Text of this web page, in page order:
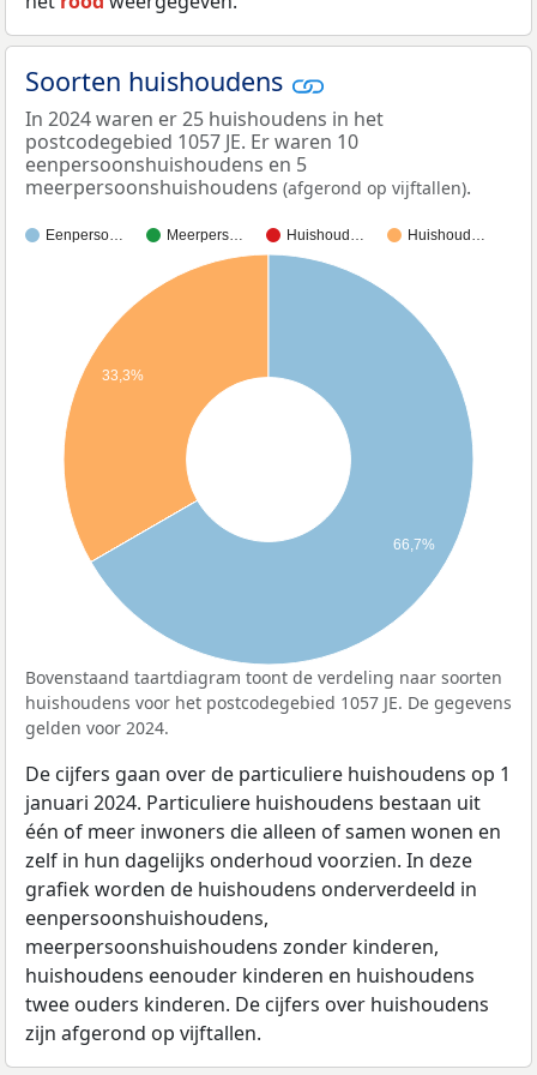
Soorten huishoudens
In 2024 waren er 25 huishoudens in het
postcodegebied 1057 JE. Er waren 10
eenpersoonshuishoudens en 5
meerpersoonshuishoudens (afgerond op vijftallen).
Eenperso… Meerpers… Huishoud… Huishoud…
33,3%
66,7%
Bovenstaand taartdiagram toont de verdeling naar soorten
huishoudens voor het postcodegebied 1057 JE. De gegevens
gelden voor 2024.
De cijfers gaan over de particuliere huishoudens op 1
januari 2024. Particuliere huishoudens bestaan uit
één of meer inwoners die alleen of samen wonen en
zelf in hun dagelijks onderhoud voorzien. In deze
grafiek worden de huishoudens onderverdeeld in
eenpersoonshuishoudens,
meerpersoonshuishoudens zonder kinderen,
huishoudens eenouder kinderen en huishoudens
twee ouders kinderen. De cijfers over huishoudens
zijn afgerond op vijftallen.